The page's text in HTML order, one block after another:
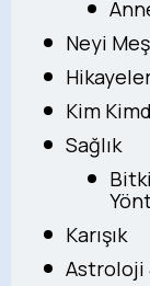
Neyi
Kim
Sağlık
Karışık
Astroloji